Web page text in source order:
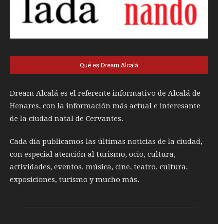
Qué es Dream Alcalá
Dream Alcalá es el referente informativo de Alcalá de
Henares, con la información más actual e interesante
de la ciudad natal de Cervantes.
Cada día publicamos las últimas noticias de la ciudad,
con especial atención al turismo, ocio, cultura,
actividades, eventos, música, cine, teatro, cultura,
exposiciones, turismo y mucho más.